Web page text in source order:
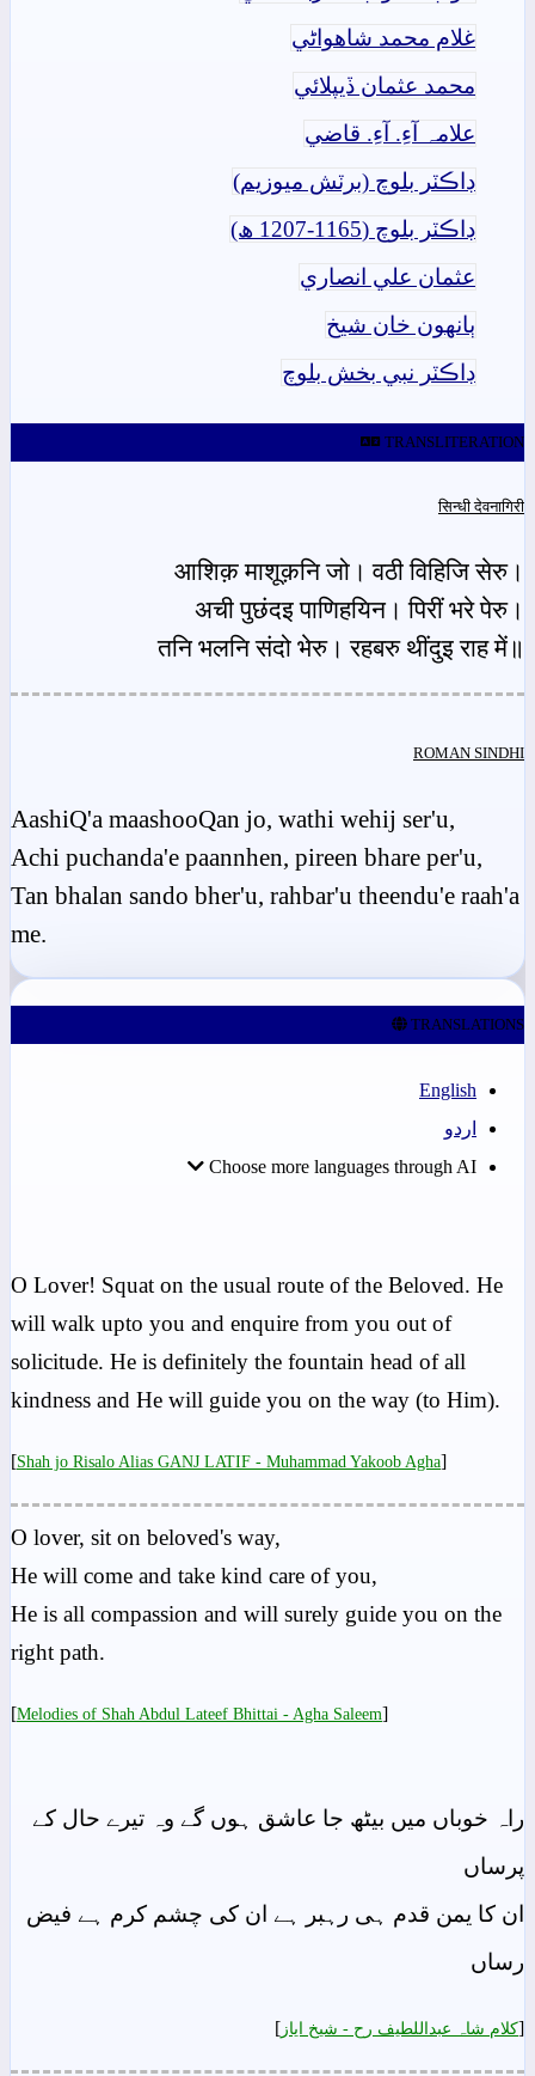
غلام محمد شاھواڻي
محمد عثمان ڏيپلائي
علامہ آءِ. آءِ. قاضي
ڊاڪٽر بلوچ (برٽش ميوزيم)
ڊاڪٽر بلوچ (1165-1207 ھ)
عثمان علي انصاري
ٻانهون خان شيخ
ڊاڪٽر نبي بخش بلوچ
TRANSLITERATION
सिन्धी देवनागिरी
आशिक़ माशूक़नि जो। वठी विहिजि सेरु।
अची पुछंदइ पाणिहयिन। पिरीं भरे पेरु।
तनि भलनि संदो भेरु। रहबरु थींदुइ राह में॥
ROMAN SINDHI
AashiQ'a maashooQan jo, wathi wehij ser'u,
Achi puchanda'e paannhen, pireen bhare per'u,
Tan bhalan sando bher'u, rahbar'u theendu'e raah'a
me.
TRANSLATIONS
English
اردو
Choose more languages through AI
O Lover! Squat on the usual route of the Beloved. He
will walk upto you and enquire from you out of
solicitude. He is definitely the fountain head of all
kindness and He will guide you on the way (to Him).
[Shah jo Risalo Alias GANJ LATIF - Muhammad Yakoob Agha]
O lover, sit on beloved's way,
He will come and take kind care of you,
He is all compassion and will surely guide you on the
right path.
[Melodies of Shah Abdul Lateef Bhittai - Agha Saleem]
راہ خوباں میں بیٹھ جا عاشق ہوں گے وہ تیرے حال کے
پرساں
ان کا یمن قدم ہی رہبر ہے ان کی چشم کرم ہے فیض
رساں
[کلام شاہ عبداللطیف رح - شيخ اياز ]